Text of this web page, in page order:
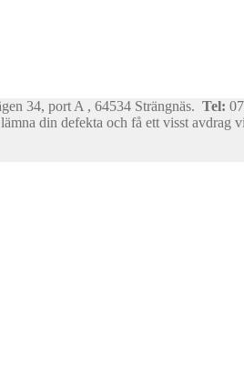
34, port A , 64534 Strängnäs. Tel:
din defekta och få ett visst avdrag